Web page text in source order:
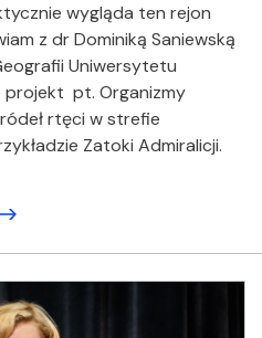
wygląda ten rejon
z dr Dominiką Saniewską
Uniwersytetu
projekt pt. Organizmy
rtęci w strefie
Zatoki Admiralicji.